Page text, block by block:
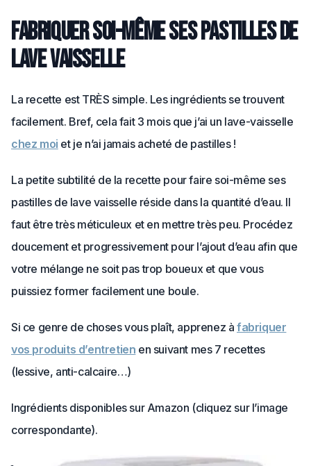
Fabriquer soi-même ses pastilles de
lave vaisselle
La recette est TRÈS simple. Les ingrédients se trouvent
facilement. Bref, cela fait 3 mois que j’ai un lave-vaisselle
chez moi et je n’ai jamais acheté de pastilles !
La petite subtilité de la recette pour faire soi-même ses
pastilles de lave vaisselle réside dans la quantité d’eau. Il
faut être très méticuleux et en mettre très peu. Procédez
doucement et progressivement pour l’ajout d’eau afin que
votre mélange ne soit pas trop boueux et que vous
puissiez former facilement une boule.
Si ce genre de choses vous plaît, apprenez à fabriquer
vos produits d’entretien en suivant mes 7 recettes
(lessive, anti-calcaire…)
Ingrédients disponibles sur Amazon (cliquez sur l’image
correspondante).